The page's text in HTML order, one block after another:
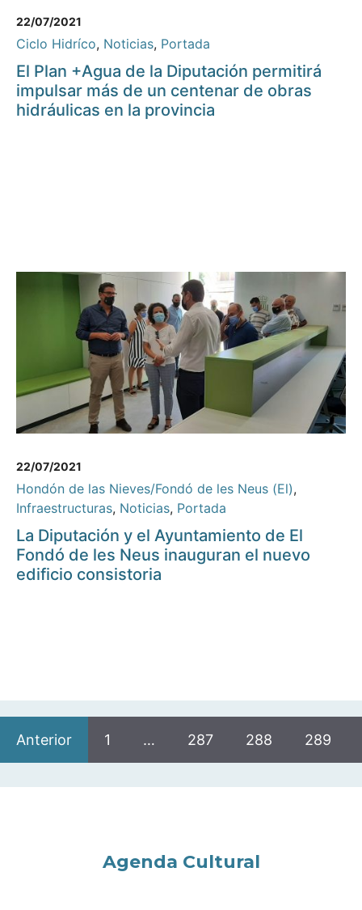
22/07/2021
Ciclo Hidríco, Noticias, Portada
El Plan +Agua de la Diputación permitirá
impulsar más de un centenar de obras
hidráulicas en la provincia
22/07/2021
Hondón de las Nieves/Fondó de les Neus (El),
Infraestructuras, Noticias, Portada
La Diputación y el Ayuntamiento de El
Fondó de les Neus inauguran el nuevo
edificio consistoria
Anterior 1 … 287 288 289
Agenda Cultural